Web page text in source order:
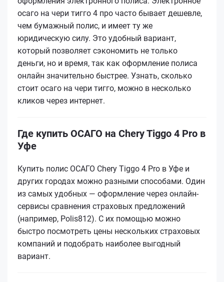
осаго на чери тигго 4 про часто бывает дешевле,
чем бумажный полис, и имеет ту же
юридическую силу. Это удобный вариант,
который позволяет сэкономить не только
деньги, но и время, так как оформление полиса
онлайн значительно быстрее. Узнать, сколько
стоит осаго на чери тигго, можно в несколько
кликов через интернет.
Где купить ОСАГО на Chery Tiggo 4 Pro в
Уфе
Купить полис ОСАГО Chery Tiggo 4 Pro в Уфе и
других городах можно разными способами. Один
из самых удобных — оформление через онлайн-
сервисы сравнения страховых предложений
(например, Polis812). С их помощью можно
быстро посмотреть цены нескольких страховых
компаний и подобрать наиболее выгодный
вариант.